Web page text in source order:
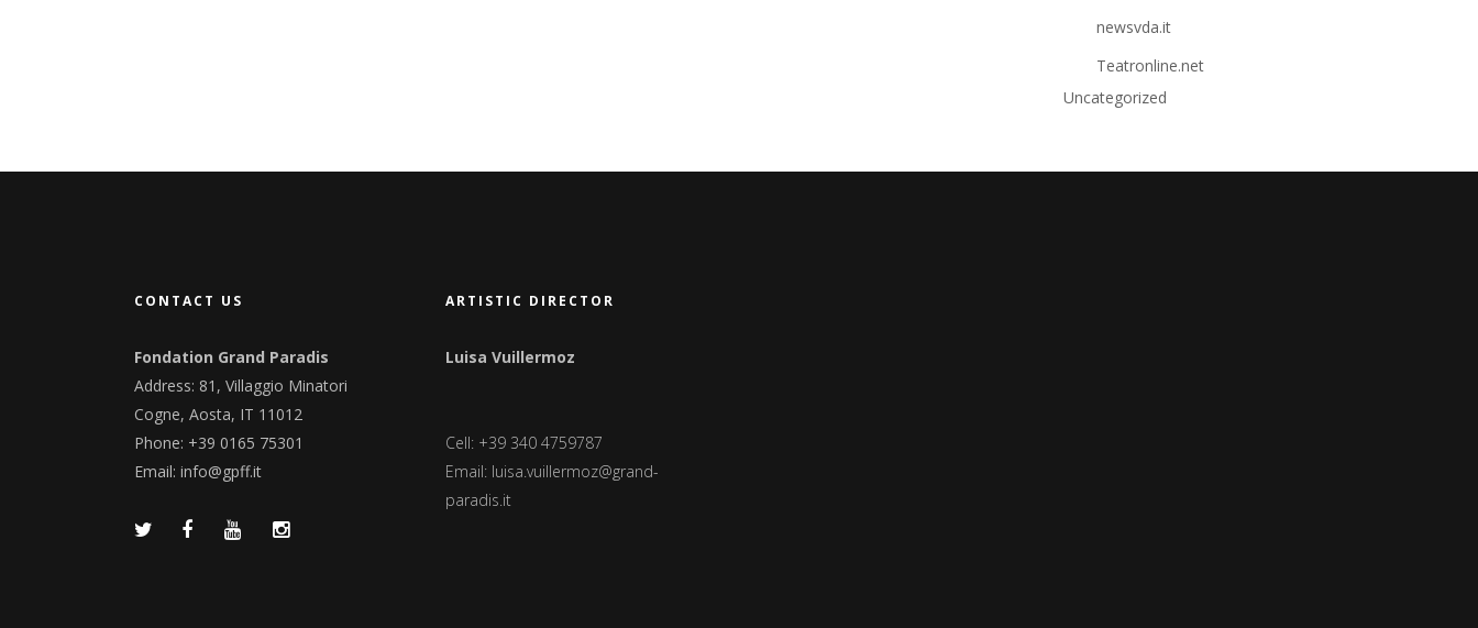
newsvda.it
Teatronline.net
Uncategorized
CONTACT US
Fondation Grand Paradis
Address: 81, Villaggio Minatori
Cogne, Aosta, IT 11012
Phone: +39 0165 75301
Email: info@gpff.it
ARTISTIC DIRECTOR
Luisa Vuillermoz
Cell: +39 340 4759787
Email: luisa.vuillermoz@grand-
paradis.it